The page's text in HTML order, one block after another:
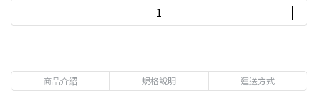
商品介紹 規格說明 運送方式